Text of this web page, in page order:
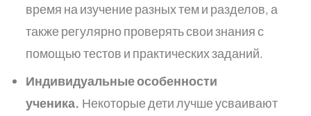
время на изучение разных тем и разделов, а
также регулярно проверять свои знания с
помощью тестов и практических заданий.
Индивидуальные особенности
ученика. Некоторые дети лучше усваивают